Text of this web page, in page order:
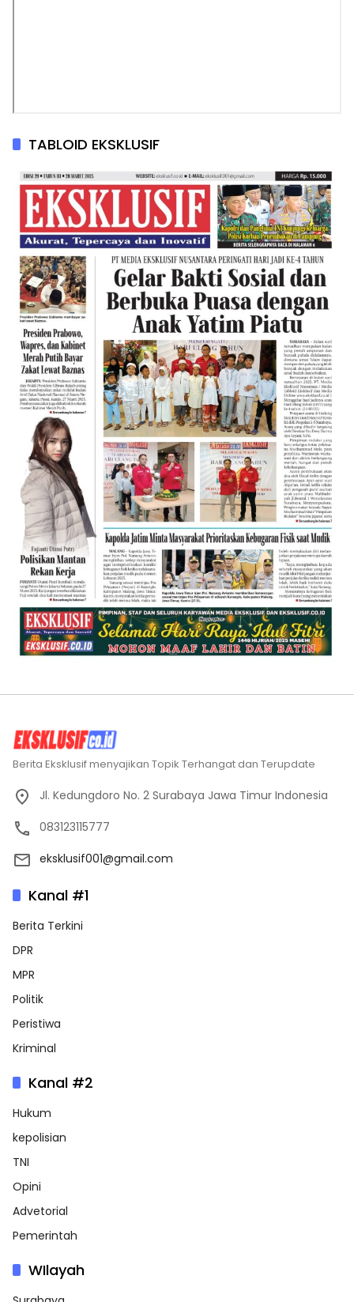
TABLOID EKSKLUSIF
Berita Eksklusif menyajikan Topik Terhangat dan Terupdate
Jl. Kedungdoro No. 2 Surabaya Jawa Timur Indonesia
083123115777
eksklusif001@gmail.com
Kanal #1
Berita Terkini
DPR
MPR
Politik
Peristiwa
Kriminal
Kanal #2
Hukum
kepolisian
TNI
Opini
Advetorial
Pemerintah
WIlayah